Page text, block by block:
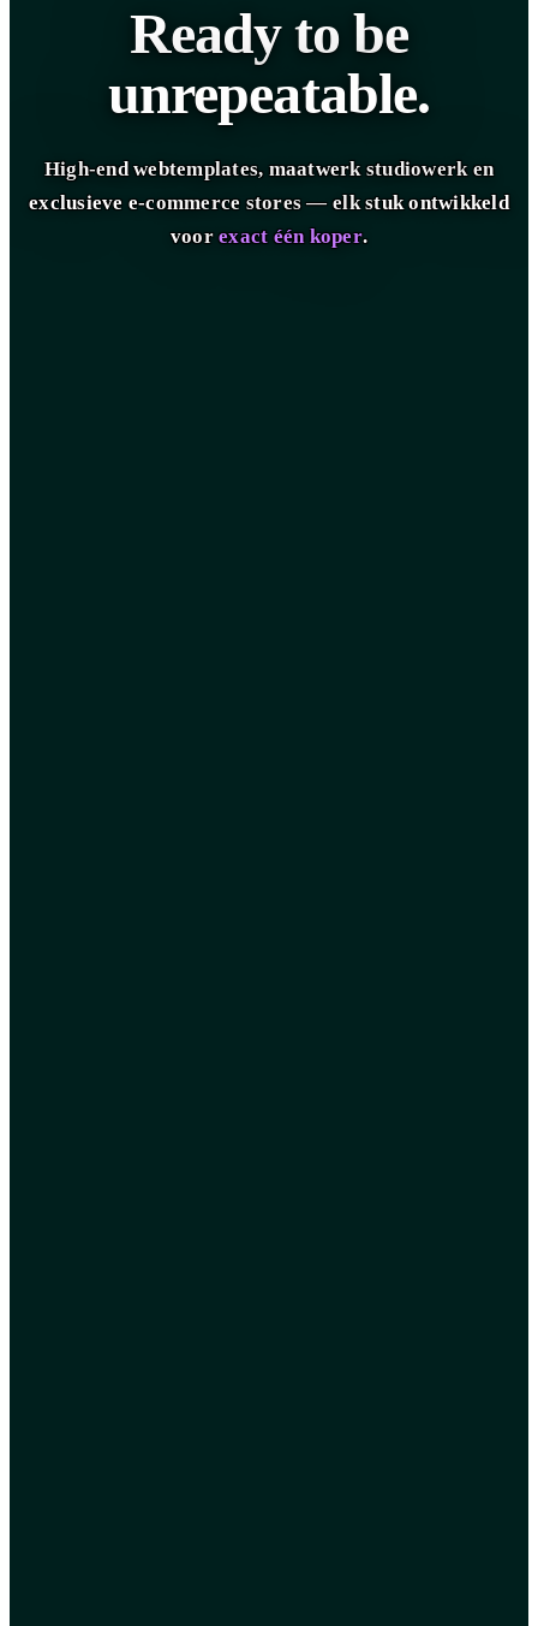
Ready to be
unrepeatable.
High-end webtemplates, maatwerk studiowerk en
exclusieve e-commerce stores — elk stuk ontwikkeld
voorexact één koper.